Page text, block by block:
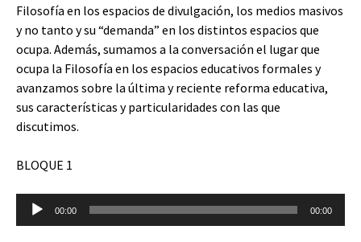
Filosofía en los espacios de divulgación, los medios masivos
y no tanto y su “demanda” en los distintos espacios que
ocupa. Además, sumamos a la conversación el lugar que
ocupa la Filosofía en los espacios educativos formales y
avanzamos sobre la última y reciente reforma educativa,
sus características y particularidades con las que
discutimos.
BLOQUE 1
Reproductor
00:00 00:00